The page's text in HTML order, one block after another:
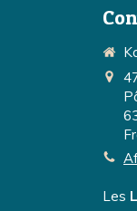
Les